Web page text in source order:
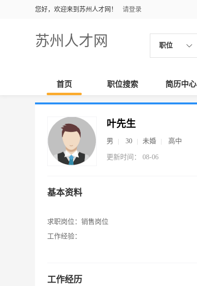
您好，欢迎来到苏州人才网！ 请登录
苏州人才网 职位
首页 职位搜索 简历中心
叶先生
男 30 未婚 高中
更新时间： 08-06
基本资料
求职岗位： 销售岗位
工作经验：
工作经历